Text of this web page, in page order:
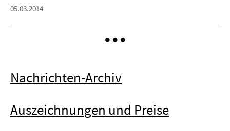
05.03.2014
Nachrichten-Archiv
Auszeichnungen und Preise